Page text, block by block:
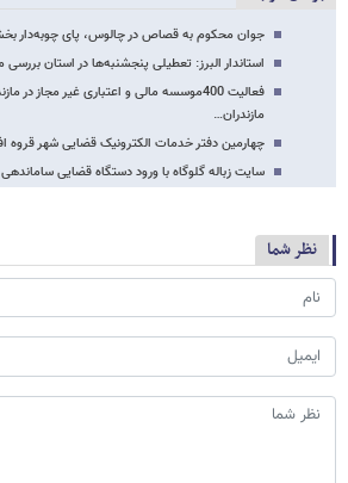
جوان محکوم به قصاص در چالوس، پای چوبه‌دار
استاندار البرز: تعطیلی پنجشنبه‌ها در استان
فعالیت 400موسسه مالی و اعتباری غیر مجاز
مازندران…
چهارمین دفتر خدمات الکترونیک قضایی شهر قروه
سایت زباله گلوگاه با ورود دستگاه قضایی
نظر شما